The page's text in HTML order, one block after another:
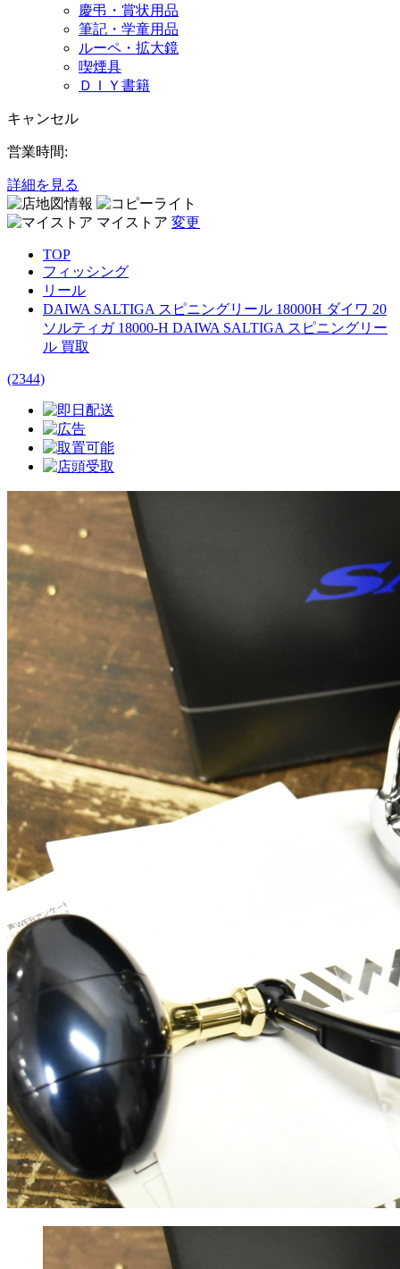
慶弔・賞状用品
筆記・学童用品
ルーペ・拡大鏡
喫煙具
ＤＩＹ書籍
キャンセル
営業時間:
詳細を見る
マイストア 変更
TOP
フィッシング
リール
DAIWA SALTIGA スピニングリール 18000H ダイワ 20
ソルティガ 18000-H DAIWA SALTIGA スピニングリー
ル 買取
(2344)